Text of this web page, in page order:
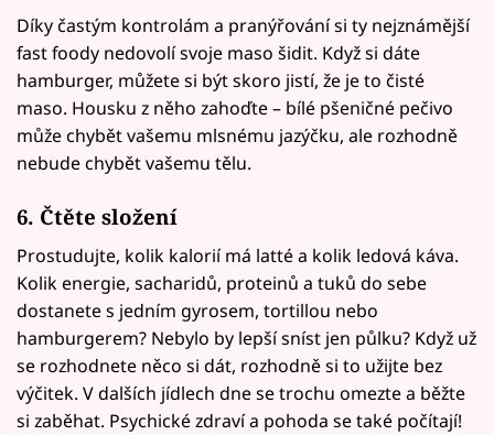
Díky častým kontrolám a pranýřování si ty nejznámější
fast foody nedovolí svoje maso šidit. Když si dáte
hamburger, můžete si být skoro jistí, že je to čisté
maso. Housku z něho zahoďte – bílé pšeničné pečivo
může chybět vašemu mlsnému jazýčku, ale rozhodně
nebude chybět vašemu tělu.
6. Čtěte složení
Prostudujte, kolik kalorií má latté a kolik ledová káva.
Kolik energie, sacharidů, proteinů a tuků do sebe
dostanete s jedním gyrosem, tortillou nebo
hamburgerem? Nebylo by lepší sníst jen půlku? Když už
se rozhodnete něco si dát, rozhodně si to užijte bez
výčitek. V dalších jídlech dne se trochu omezte a běžte
si zaběhat. Psychické zdraví a pohoda se také počítají!